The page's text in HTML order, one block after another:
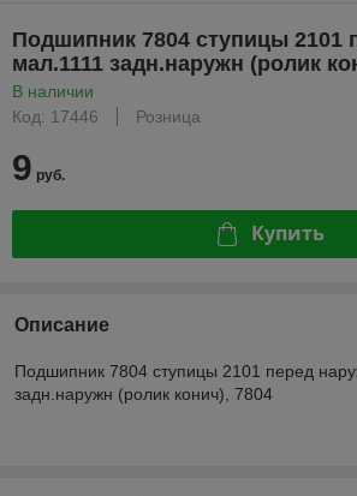
Подшипник 7804 ступицы 2101
мал.1111 задн.наружн (ролик
В наличии
Код: 17446
Розница
9 руб.
Купить
Описание
Подшипник 7804 ступицы 2101 перед
задн.наружн (ролик конич), 7804